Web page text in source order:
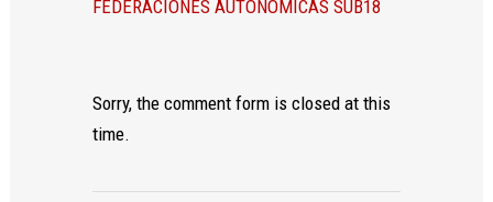
FEDERACIONES AUTONÓMICAS SUB18
Sorry, the comment form is closed at this
time.
Experiencia
mejor posible
durante tu
visita. Si
cookies,